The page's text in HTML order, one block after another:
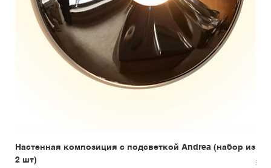
Настенная композиция с подсветкой Andrea (набор из
2 шт)